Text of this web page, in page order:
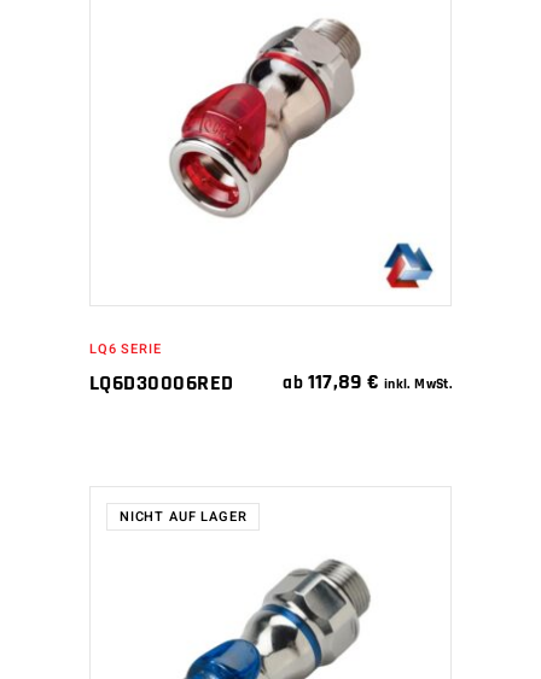
WEITERLESEN
LQ6 SERIE
LQ6D30006RED ab 117,89€ inkl. MwSt.
NICHT AUF LAGER
WEITERLESEN